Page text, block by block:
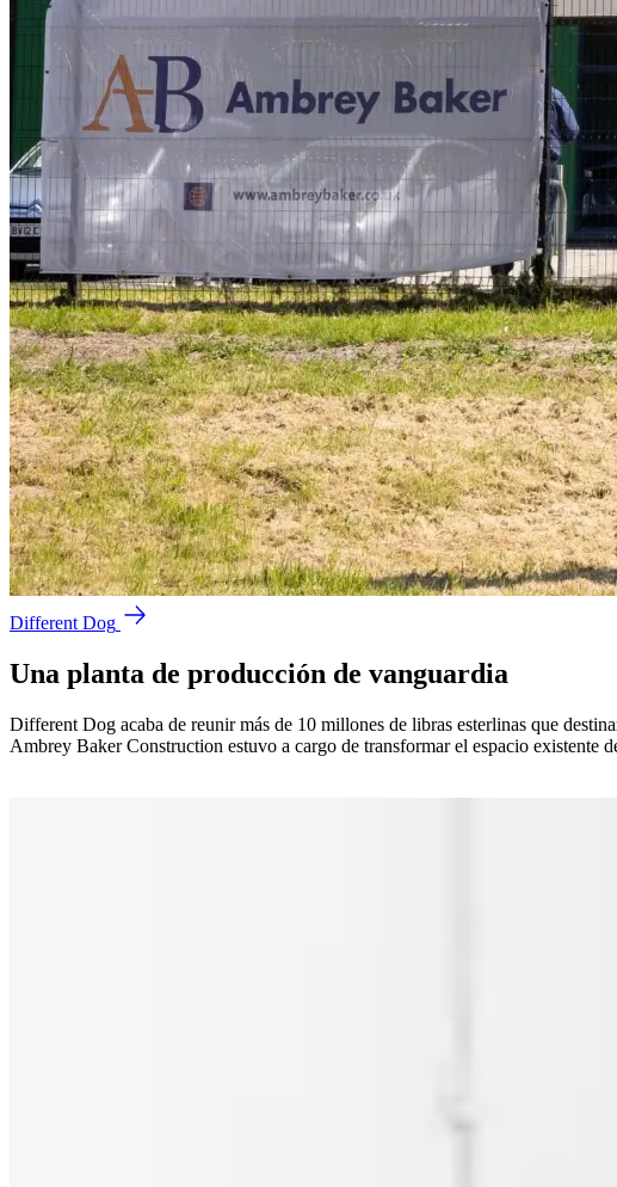
Different Dog
Una planta de producción de vanguardia
Different Dog acaba de reunir más de 10 millones de libras esterlinas que
Ambrey Baker Construction estuvo a cargo de transformar el espacio existente